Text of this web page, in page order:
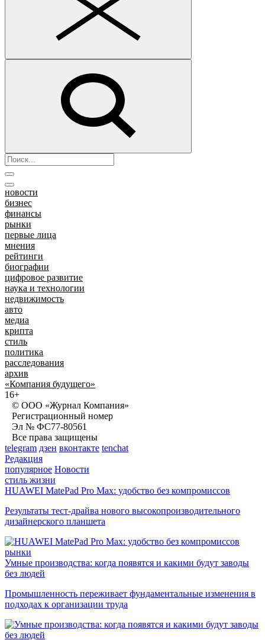
новости
бизнес
финансы
рынки
первые лица
мнения
рейтинги
биографии
цифровое развитие
наука и технологии
недвижимость
авто
медиа
крипта
стиль
политика
расследования
архив
«Компания будущего»
16+
© ООО «Журнал Компания»
Регистрационный номер
Эл № ФС77-80561
Все права защищены
telegram дзен вконтакте tenchat
Редакция
популярное Новости
стиль жизни
HUAWEI MatePad Pro Max: удобство без компромиссов
Результаты тест-драйва нового высокопроизводительного
дизайнерского планшета
рынки
Умные производства: когда появятся и какими будут заводы
без людей
Промышленность переживает фундаментальные изменения в
подходах к организации труда